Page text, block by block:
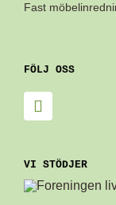
Fast
FÖLJ OSS
VI STÖDJER